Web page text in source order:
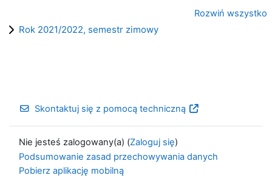
Rozwiń wszystko
Rok 2021/2022, semestr zimowy
Skontaktuj się z pomocą techniczną
Nie jesteś zalogowany(a) (Zaloguj się)
Podsumowanie zasad przechowywania danych
Pobierz aplikację mobilną